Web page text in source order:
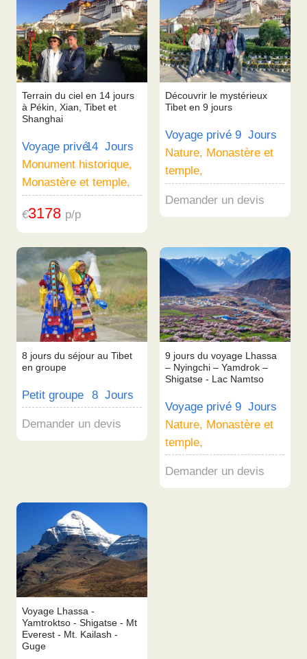
Terrain du ciel en 14 jours
à Pékin, Xian, Tibet et
Shanghai
Voyage privé14 Jours
Monument historique,
Monastère et temple,
€3178 p/p
Découvrir le mystérieux
Tibet en 9 jours
Voyage privé 9 Jours
Nature, Monastère et
temple,
Demander un devis
8 jours du séjour au Tibet
en groupe
Petit groupe 8 Jours
Demander un devis
9 jours du voyage Lhassa
– Nyingchi – Yamdrok –
Shigatse - Lac Namtso
Voyage privé 9 Jours
Nature, Monastère et
temple,
Demander un devis
Voyage Lhassa -
Yamtroktso - Shigatse - Mt
Everest - Mt. Kailash -
Guge